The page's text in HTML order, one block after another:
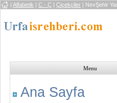
| Alfabetik | C - Ç | Çiçekçiler | NevŞehir
Menu
Ana Sayfa